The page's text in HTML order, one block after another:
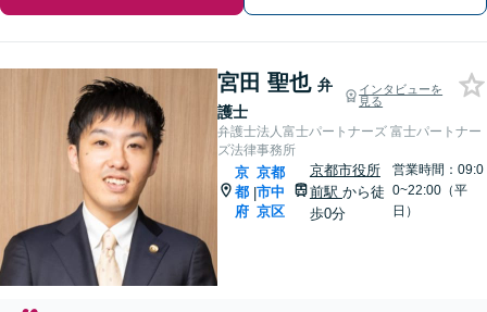
宮田 聖也 弁
護士
インタビューを
見る
弁護士法人富士パートナーズ 富士パートナー
ズ法律事務所
京
都
府
|
京都
市中
京区
京都市役所
前駅 から徒
歩0分
営業時間：09:0
0~22:00（平
日）